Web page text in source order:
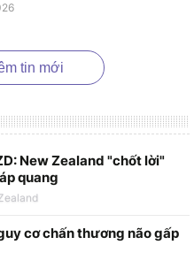
tin mới
New Zealand "chốt lời"
quang
cơ chấn thương não gấp